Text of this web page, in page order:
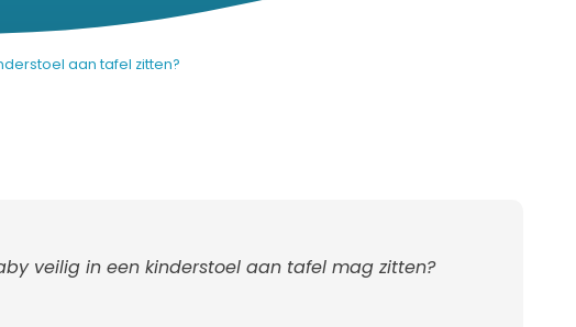
aan tafel zitten?
veilig in een kinderstoel aan tafel mag zitten?